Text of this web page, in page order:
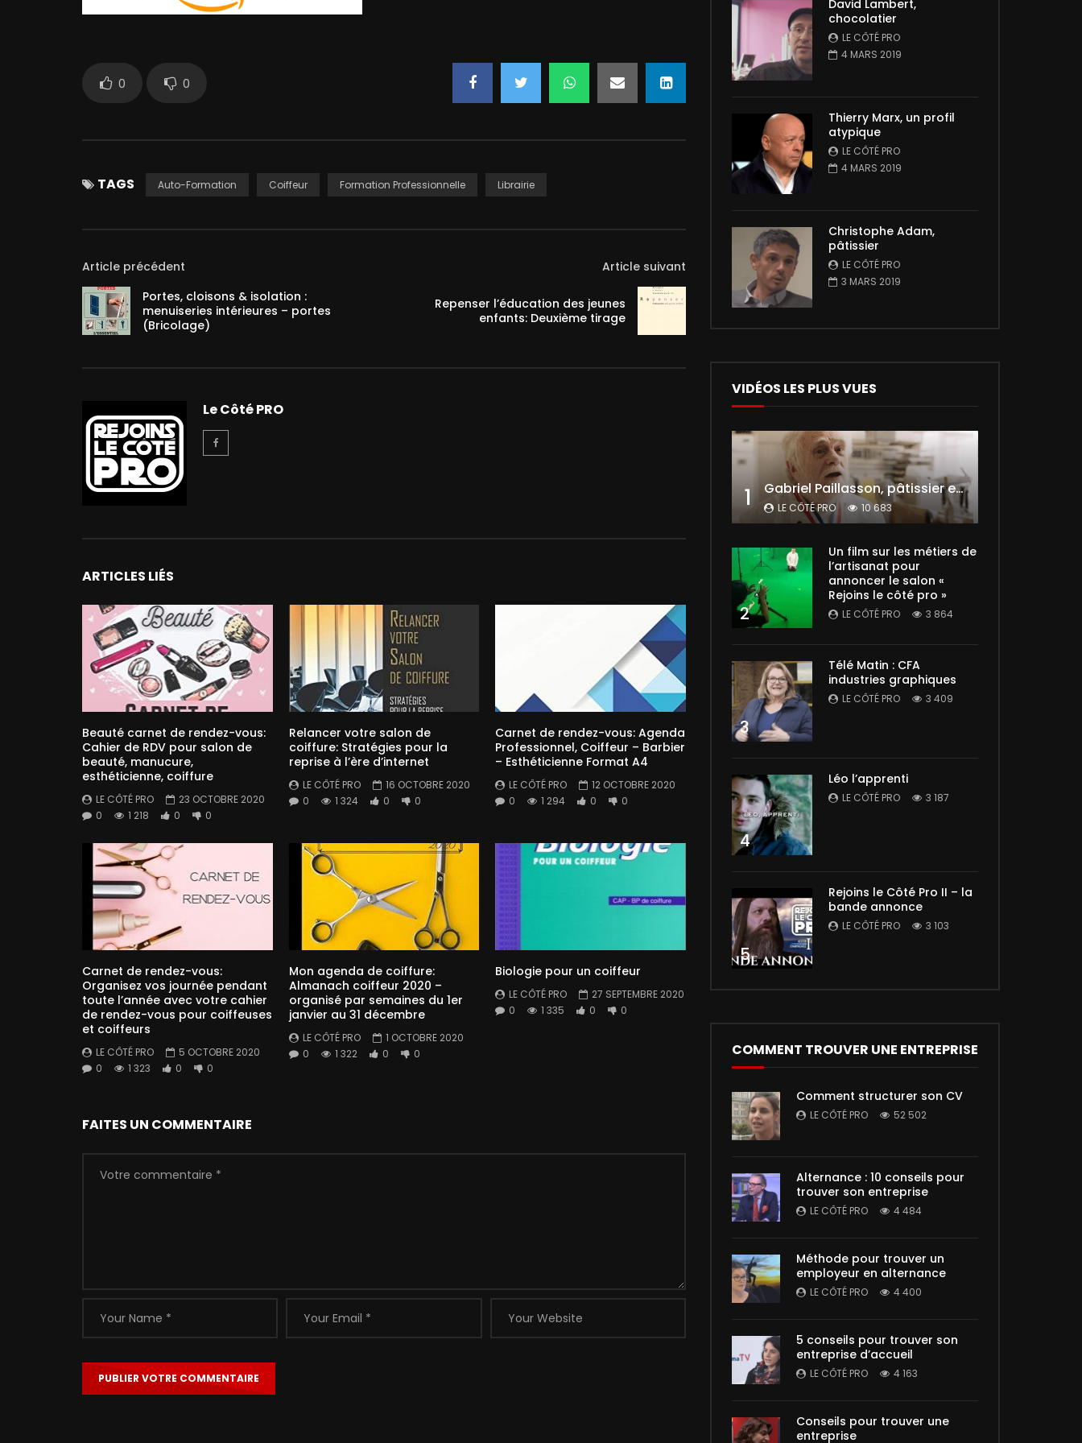
0 0
TAGS Auto-Formation Coiffeur Formation Professionnelle Librairie
Article précédent
Portes, cloisons & isolation :
menuiseries intérieures – portes
(Bricolage)
Article suivant
Repenser l’éducation des jeunes
enfants: Deuxième tirage
Le Côté PRO
ARTICLES LIÉS
Beauté carnet de rendez-vous:
Cahier de RDV pour salon de
beauté, manucure,
esthéticienne, coiffure
LE CÔTÉ PRO
23 OCTOBRE 2020
0
1 218 0 0
Relancer votre salon de
coiffure: Stratégies pour la
reprise à l’ère d’internet
LE CÔTÉ PRO
16 OCTOBRE 2020
0
1 324 0 0
Carnet de rendez-vous: Agenda
Professionnel, Coiffeur – Barbier
– Esthéticienne Format A4
LE CÔTÉ PRO
12 OCTOBRE 2020
0
1 294 0 0
Carnet de rendez-vous:
Organisez vos journée pendant
toute l’année avec votre cahier
de rendez-vous pour coiffeuses
et coiffeurs
LE CÔTÉ PRO
5 OCTOBRE 2020
0
1 323 0 0
Mon agenda de coiffure:
Almanach coiffeur 2020 –
organisé par semaines du 1er
janvier au 31 décembre
LE CÔTÉ PRO
1 OCTOBRE 2020
0
1 322 0 0
Biologie pour un coiffeur
LE CÔTÉ PRO
27 SEPTEMBRE 2020
0
1 335 0 0
FAITES UN COMMENTAIRE
David Lambert,
chocolatier
LE CÔTÉ PRO
4 MARS 2019
Thierry Marx, un profil
atypique
LE CÔTÉ PRO
4 MARS 2019
Christophe Adam,
pâtissier
LE CÔTÉ PRO
3 MARS 2019
VIDÉOS LES PLUS VUES
1 Gabriel Paillasson, pâtissier et glacier
LE CÔTÉ PRO 10 683
2
Un film sur les métiers de
l’artisanat pour
annoncer le salon «
Rejoins le côté pro »
LE CÔTÉ PRO 3 864
3
Télé Matin : CFA
industries graphiques
LE CÔTÉ PRO 3 409
4
Léo l’apprenti
LE CÔTÉ PRO 3 187
5
Rejoins le Côté Pro II – la
bande annonce
LE CÔTÉ PRO 3 103
COMMENT TROUVER UNE ENTREPRISE
Comment structurer son CV
LE CÔTÉ PRO 52 502
Alternance : 10 conseils pour
trouver son entreprise
LE CÔTÉ PRO 4 484
Méthode pour trouver un
employeur en alternance
LE CÔTÉ PRO 4 400
5 conseils pour trouver son
entreprise d’accueil
LE CÔTÉ PRO 4 163
Conseils pour trouver une
entreprise